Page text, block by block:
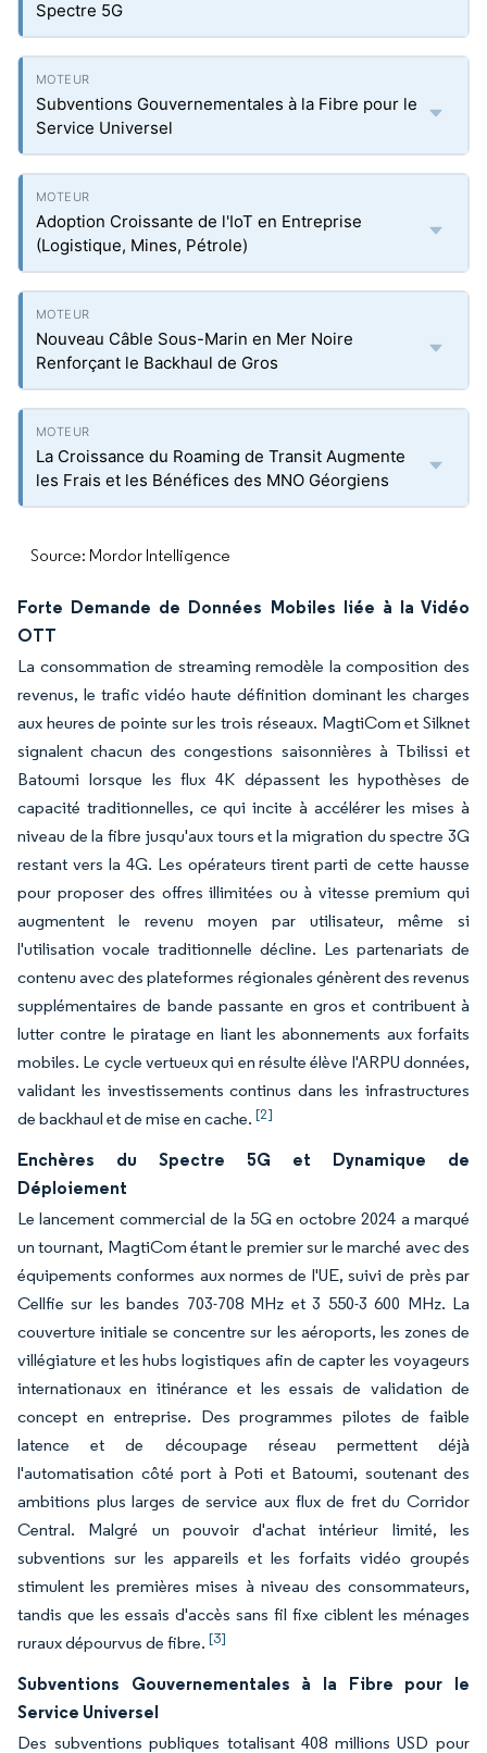
Spectre 5G
Subventions Gouvernementales à la Fibre pour le
Service Universel
Adoption Croissante de l'IoT en Entreprise
(Logistique, Mines, Pétrole)
Nouveau Câble Sous-Marin en Mer Noire
Renforçant le Backhaul de Gros
La Croissance du Roaming de Transit Augmente
les Frais et les Bénéfices des MNO Géorgiens
Source: Mordor Intelligence
Forte Demande de Données Mobiles liée à la Vidéo
OTT
La consommation de streaming remodèle la composition des
revenus, le trafic vidéo haute définition dominant les charges
aux heures de pointe sur les trois réseaux. MagtiCom et Silknet
signalent chacun des congestions saisonnières à Tbilissi et
Batoumi lorsque les flux 4K dépassent les hypothèses de
capacité traditionnelles, ce qui incite à accélérer les mises à
niveau de la fibre jusqu'aux tours et la migration du spectre 3G
restant vers la 4G. Les opérateurs tirent parti de cette hausse
pour proposer des offres illimitées ou à vitesse premium qui
augmentent le revenu moyen par utilisateur, même si
l'utilisation vocale traditionnelle décline. Les partenariats de
contenu avec des plateformes régionales génèrent des revenus
supplémentaires de bande passante en gros et contribuent à
lutter contre le piratage en liant les abonnements aux forfaits
mobiles. Le cycle vertueux qui en résulte élève l'ARPU données,
validant les investissements continus dans les infrastructures
de backhaul et de mise en cache. [2]
Enchères du Spectre 5G et Dynamique de
Déploiement
Le lancement commercial de la 5G en octobre 2024 a marqué
un tournant, MagtiCom étant le premier sur le marché avec des
équipements conformes aux normes de l'UE, suivi de près par
Cellfie sur les bandes 703-708 MHz et 3 550-3 600 MHz. La
couverture initiale se concentre sur les aéroports, les zones de
villégiature et les hubs logistiques afin de capter les voyageurs
internationaux en itinérance et les essais de validation de
concept en entreprise. Des programmes pilotes de faible
latence et de découpage réseau permettent déjà
l'automatisation côté port à Poti et Batoumi, soutenant des
ambitions plus larges de service aux flux de fret du Corridor
Central. Malgré un pouvoir d'achat intérieur limité, les
subventions sur les appareils et les forfaits vidéo groupés
stimulent les premières mises à niveau des consommateurs,
tandis que les essais d'accès sans fil fixe ciblent les ménages
ruraux dépourvus de fibre. [3]
Subventions Gouvernementales à la Fibre pour le
Service Universel
Des subventions publiques totalisant 408 millions USD pour